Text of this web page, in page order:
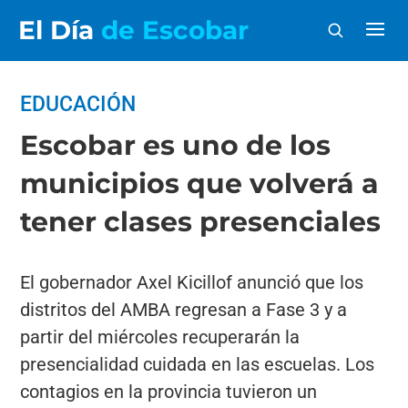
El Día de Escobar
EDUCACIÓN
Escobar es uno de los
municipios que volverá a
tener clases presenciales
El gobernador Axel Kicillof anunció que los
distritos del AMBA regresan a Fase 3 y a
partir del miércoles recuperarán la
presencialidad cuidada en las escuelas. Los
contagios en la provincia tuvieron un